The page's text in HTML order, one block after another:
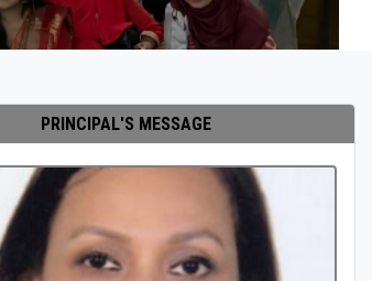
PRINCIPAL'S MESSAGE